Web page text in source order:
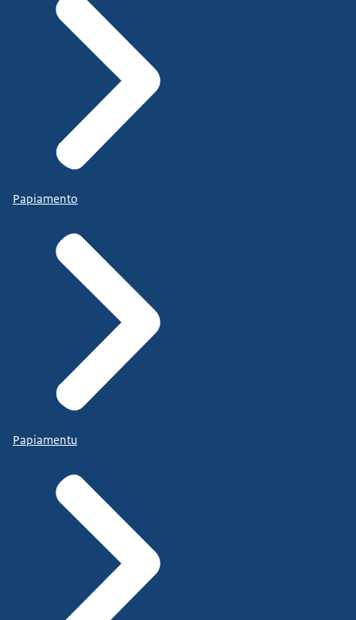
Papiamento
Papiamentu